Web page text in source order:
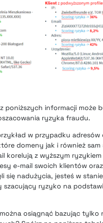
poniższych informacji może
ryzyka fraudu.
w przypadku adresów
domeny jak i również
korelują z wyższym
e-mail swoich klientów
się nadużycia, jesteś w
ryzyko na
osiągnąć bazując tylko